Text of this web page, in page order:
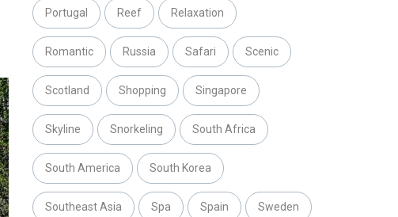
Portugal Reef Relaxation
Romantic Russia Safari Scenic
Scotland Shopping Singapore
Skyline Snorkeling South Africa
South America South Korea
Southeast Asia Spa Spain Sweden